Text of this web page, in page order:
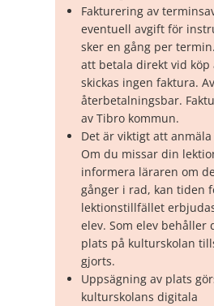
Fakturering av
eventuell avgift för
sker en gång per
att betala direkt vid köp
skickas ingen faktura.
återbetalningsbar.
av Tibro kommun.
Det är viktigt att
Om du missar din
informera läraren om
gånger i rad, kan tiden
lektionstillfället
elev. Som elev behåller
plats på kulturskolan
gjorts.
Uppsägning av plats
kulturskolans digitala